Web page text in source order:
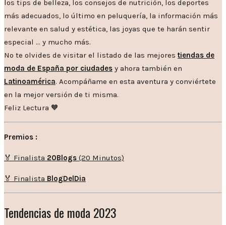
los tips de belleza, los consejos de nutrición, los deportes
más adecuados, lo último en peluquería, la información más
relevante en salud y estética, las joyas que te harán sentir
especial … y mucho más.
No te olvides de visitar el listado de las mejores tiendas de
moda de España por ciudades y ahora también en
Latinoamérica. Acompáñame en esta aventura y conviértete
en la mejor versión de ti misma.
Feliz Lectura 🧡
Premios :
🏅 Finalista 20Blogs (20 Minutos)
🏅 Finalista BlogDelDia
Tendencias de moda 2023